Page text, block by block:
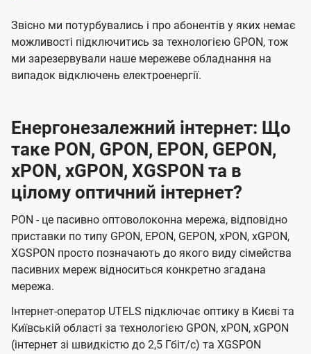
Звісно ми потурбувались і про абонентів у яких немає
можливості підключитись за технологією GPON, тож
ми зарезервували наше мережеве обладнання на
випадок відключень електроенергії.
Енергонезалежний інтернет: Що
таке PON, GPON, EPON, GEPON,
xPON, xGPON, XGSPON та в
цілому оптичний інтернет?
PON - це пасивно оптоволоконна мережа, відповідно
приставки по типу GPON, EPON, GEPON, xPON, xGPON,
XGSPON просто позначають до якого виду сімейства
пасивних мереж відноситься конкретно згадана
мережа.
Інтернет-оператор UTELS підключає оптику в Києві та
Київській області за технологією GPON, xPON, xGPON
(інтернет зі швидкістю до 2,5 Гбіт/с) та XGSPON